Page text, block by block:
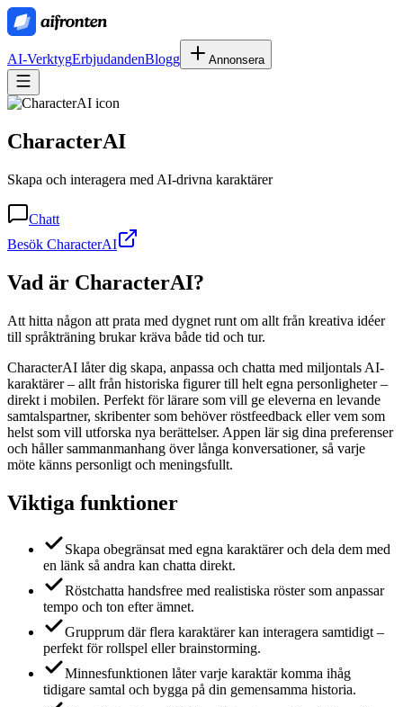
AI-VerktygErbjudandenBlogg Annonsera
CharacterAI
Skapa och interagera med AI-drivna karaktärer
Chatt
Besök CharacterAI
Vad är CharacterAI?
Att hitta någon att prata med dygnet runt om allt från kreativa idéer
till språkträning brukar kräva både tid och tur.
CharacterAI låter dig skapa, anpassa och chatta med miljontals AI-
karaktärer – allt från historiska figurer till helt egna personligheter –
direkt i mobilen. Perfekt för lärare som vill ge eleverna en levande
samtalspartner, skribenter som behöver röstfeedback eller vem som
helst som vill utforska nya berättelser. Appen lär sig dina preferenser
och håller sammanmanhang över långa konversationer, så varje
möte känns personligt och meningsfullt.
Viktiga funktioner
Skapa obegränsat med egna karaktärer och dela dem med
en länk så andra kan chatta direkt.
Röstchatta handsfree med realistiska röster som anpassar
tempo och ton efter ämnet.
Grupprum där flera karaktärer kan interagera samtidigt –
perfekt för rollspel eller brainstorming.
Minnesfunktionen låter varje karaktär komma ihåg
tidigare samtal och bygga på din gemensamma historia.